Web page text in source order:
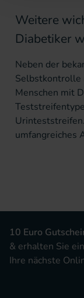
Weitere
Diabetiker
Neben der
Selbstkontrolle
Menschen mit
umfangreiches
10 Euro
& erhalten Sie
Ihre nächste